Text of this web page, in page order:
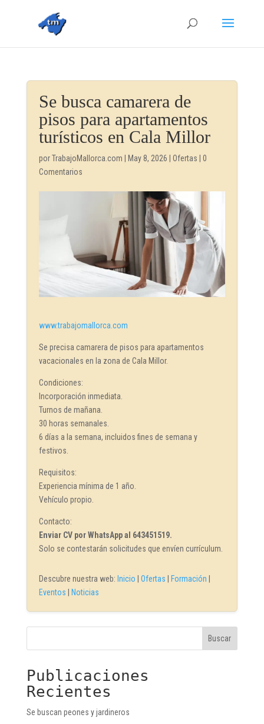
Se busca camarera de
pisos para apartamentos
turísticos en Cala Millor
porTrabajoMallorca.com May 8, 2026 Ofertas
0
Comentarios
www.trabajomallorca.com
Se precisa camarera de pisos para apartamentos
vacacionales en la zona de Cala Millor.
Condiciones:
Incorporación inmediata.
Turnos de mañana.
30 horas semanales.
6 días a la semana, incluidos fines de semana y
festivos.
Requisitos:
Experiencia mínima de 1 año.
Vehículo propio.
Contacto:
Enviar CV por WhatsApp al 643451519.
Solo se contestarán solicitudes que envíen currículum.
Descubre nuestra web: Inicio Ofertas Formación
Eventos
Noticias
Buscar
Publicaciones
Recientes
Se buscan peones y jardineros